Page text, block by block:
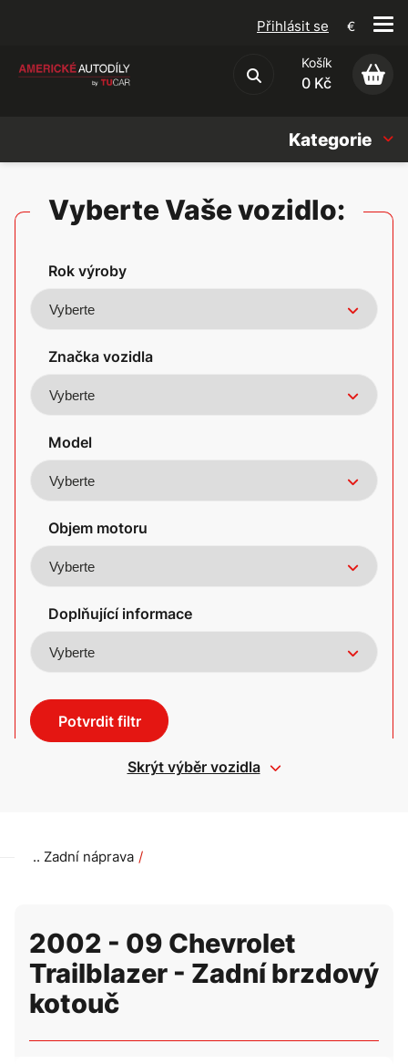
Obchodní podmínky
Přihlásit se €
Košík
0 Kč
Kategorie
Americké vozy
Vyberte Vaše vozidlo:
Rok výroby
Značka vozidla
Model
Objem motoru
Doplňující informace
Potvrdit filtr
Skrýt výběr vozidla
Zadní náprava
2002 - 09 Chevrolet
Trailblazer - Zadní brzdový
kotouč